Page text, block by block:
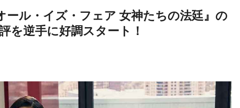
ール・イズ・フェア 女神たちの法廷』の
逆手に好調スタート！